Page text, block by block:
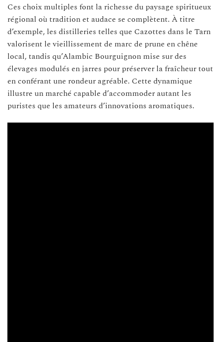
Ces choix multiples font la richesse du paysage spiritueux
régional où tradition et audace se complètent. À titre
d’exemple, les distilleries telles que Cazottes dans le Tarn
valorisent le vieillissement de marc de prune en chêne
local, tandis qu’Alambic Bourguignon mise sur des
élevages modulés en jarres pour préserver la fraîcheur tout
en conférant une rondeur agréable. Cette dynamique
illustre un marché capable d’accommoder autant les
puristes que les amateurs d’innovations aromatiques.